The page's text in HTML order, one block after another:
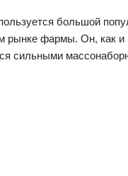
большой
рынке фармы. Он, как и
сильными